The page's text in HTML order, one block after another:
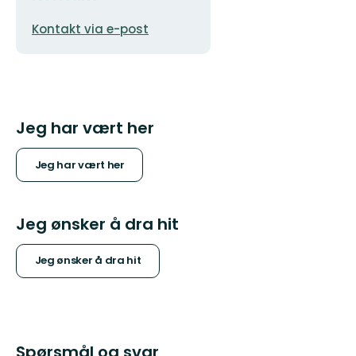
E-
Kontakt via e-post
Jeg har vært her
Jeg har vært her
Jeg ønsker å dra hit
Jeg ønsker å dra hit